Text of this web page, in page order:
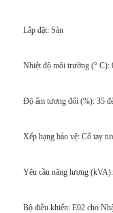
Lắp đặt: Sàn
Nhiệt độ môi trường (° C):
Độ ẩm tương đối (%): 35
Xếp hạng bảo vệ: Cổ tay
Yêu cầu năng lượng
Bộ điều khiển: E02 cho